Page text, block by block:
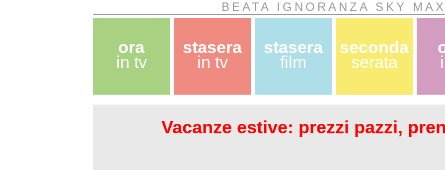
BEATA IGNORANZA SKY
ora
in tv
stasera
in tv
stasera
film
seconda
serata
Vacanze estive: prezzi pazzi,